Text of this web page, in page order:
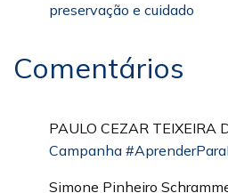
preservação e cuidado
Comentários
PAULO CEZAR TEIXEIRA
Campanha
Simone Pinheiro